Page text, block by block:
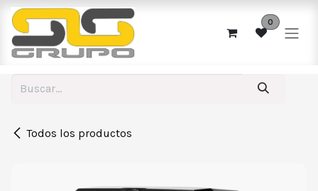
Ir al contenido
0
Todos los productos